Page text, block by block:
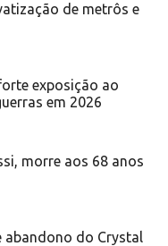
de metrôs e
exposição ao
em 2026
morre aos 68 anos
abandono do Crystal